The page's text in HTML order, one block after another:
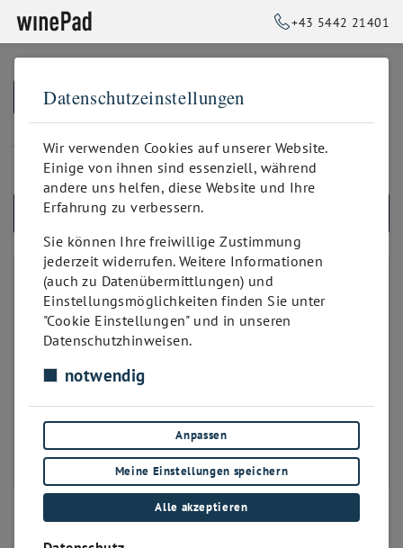
+43 5442 21401
ZURÜCK ZUR STARTSEITE
bis 50 Positionen
ALLE PRODUKTE
PRODUKTANZAHL
unbegrenzt
bis 50 Positionen
bis 200 Positionen
bis 300 Positionen
bis 400 Positionen
bis 500 Positionen
bis 600 Positionen
Datenschutzeinstellungen
Wir verwenden Cookies auf unserer Website.
Einige von ihnen sind essenziell, während
andere uns helfen, diese Website und Ihre
Erfahrung zu verbessern.
Sie können Ihre freiwillige Zustimmung
jederzeit widerrufen. Weitere Informationen
(auch zu Datenübermittlungen) und
Einstellungsmöglichkeiten finden Sie unter
"Cookie Einstellungen" und in unseren
Datenschutzhinweisen.
notwendig
Anpassen
Meine Einstellungen speichern
Alle akzeptieren